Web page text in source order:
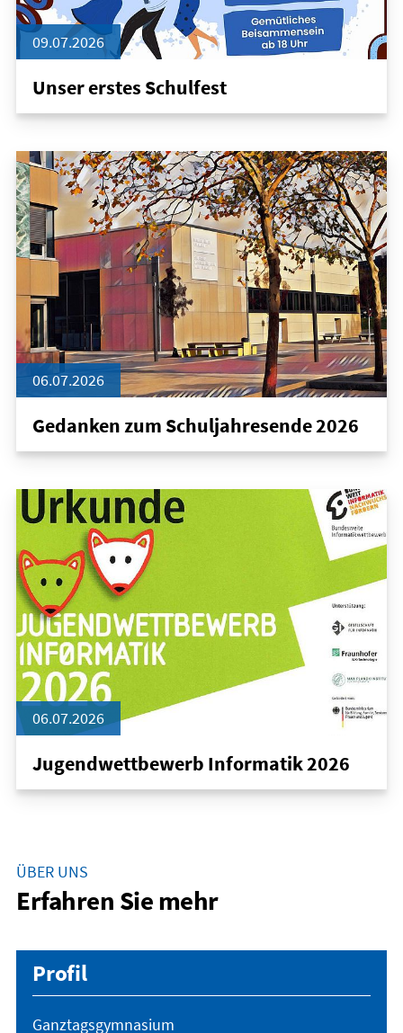
09.07.2026
Unser erstes Schulfest
06.07.2026
Gedanken zum Schuljahresende 2026
06.07.2026
Jugendwettbewerb Informatik 2026
ÜBER UNS
Erfahren Sie mehr
Profil
Ganztagsgymnasium